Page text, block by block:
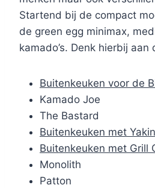
Startend bij de compact
de green egg minimax,
kamado’s. Denk hierbij
Buitenkeuken voor de
Kamado Joe
The Bastard
Buitenkeuken met
Buitenkeuken met Grill
Monolith
Patton